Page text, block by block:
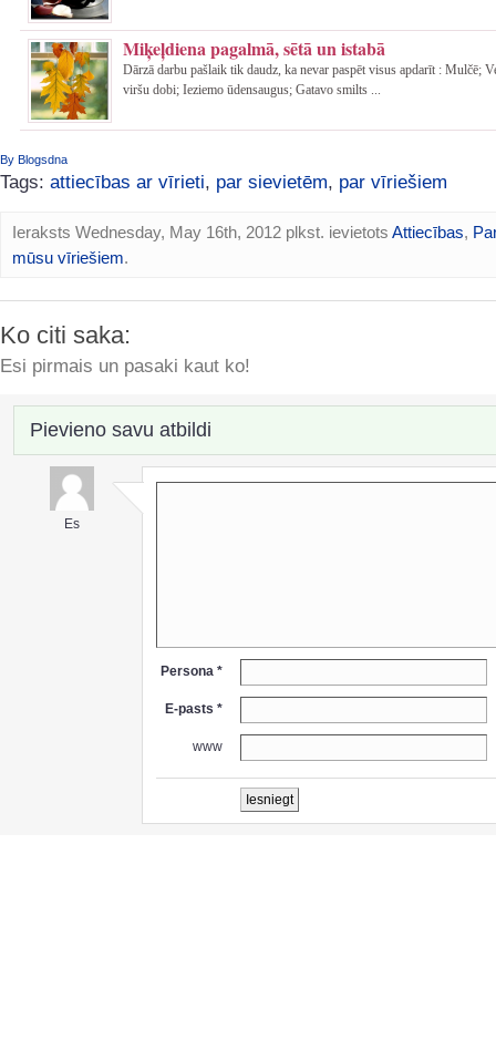
Miķeļdiena pagalmā, sētā un istabā
Dārzā darbu pašlaik tik daudz, ka nevar paspēt visus apdarīt : Mulčē;
viršu dobi; Ieziemo ūdensaugus; Gatavo smilts ...
By Blogsdna
Tags: attiecības ar vīrieti, par sievietēm, par vīriešiem
Ieraksts Wednesday, May 16th, 2012 plkst. ievietots Attiecības,
mūsu vīriešiem.
Ko citi saka:
Esi pirmais un pasaki kaut ko!
Pievieno savu atbildi
Es
Persona *
E-pasts *
www